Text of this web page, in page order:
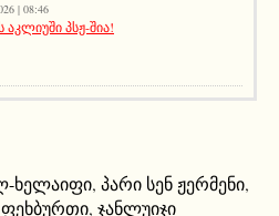
| 08:46
აკლიუში პსჟ-შია!
ხელაიფი, პარი სენ ჟერმენი,
ფეხბურთი, ჯანლუიჯი